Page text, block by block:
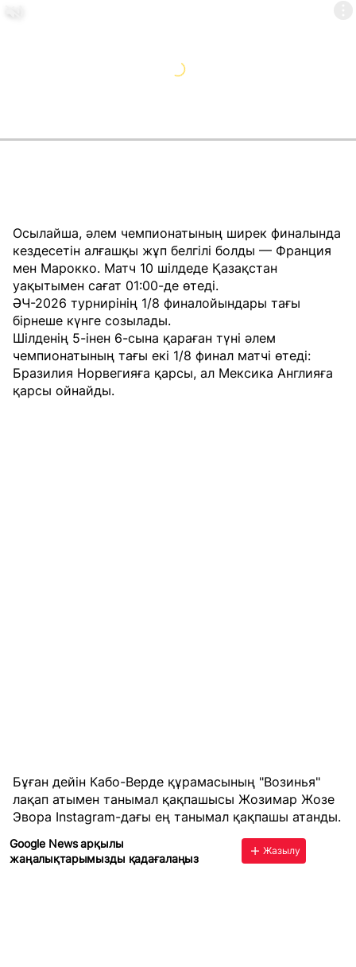
Осылайша, әлем чемпионатының ширек финалында
кездесетін алғашқы жұп белгілі болды — Франция
мен Марокко. Матч 10 шілдеде Қазақстан
уақытымен сағат 01:00-де өтеді.
ӘЧ-2026 турнирінің 1/8 финалойындары тағы
бірнеше күнге созылады.
Шілденің 5-інен 6-сына қараған түні әлем
чемпионатының тағы екі 1/8 финал матчі өтеді:
Бразилия Норвегияға қарсы, ал Мексика Англияға
қарсы ойнайды.
Бұған дейін Кабо-Верде құрамасының "Возинья"
лақап атымен танымал қақпашысы Жозимар Жозе
Эвора Instagram-дағы ең танымал қақпашы атанды.
Google News арқылы
жаңалықтарымызды қадағалаңыз
Жазылу